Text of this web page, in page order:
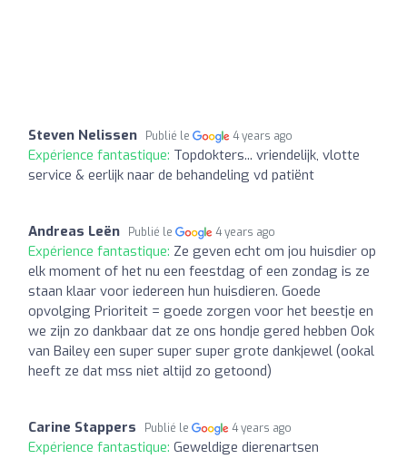
Steven Nelissen Publié le 4 years ago
Expérience fantastique: Topdokters... vriendelijk, vlotte
service & eerlijk naar de behandeling vd patiënt
Andreas Leën Publié le 4 years ago
Expérience fantastique: Ze geven echt om jou huisdier op
elk moment of het nu een feestdag of een zondag is ze
staan klaar voor iedereen hun huisdieren. Goede
opvolging Prioriteit = goede zorgen voor het beestje en
we zijn zo dankbaar dat ze ons hondje gered hebben Ook
van Bailey een super super super grote dankjewel (ookal
heeft ze dat mss niet altijd zo getoond)
Carine Stappers Publié le 4 years ago
Expérience fantastique: Geweldige dierenartsen